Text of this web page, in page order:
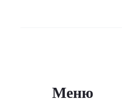
Меню